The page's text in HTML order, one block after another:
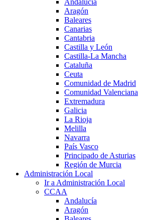
Aragón
Baleares
Canarias
Cantabria
Castilla y León
Castilla-La Mancha
Cataluña
Ceuta
Comunidad de Madrid
Comunidad Valenciana
Extremadura
Galicia
La Rioja
Melilla
Navarra
País Vasco
Principado de Asturias
Región de Murcia
Administración Local
Ir a Administración Local
CCAA
Andalucía
Aragón